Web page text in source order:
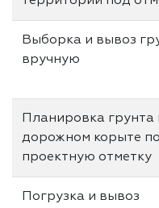
Выборка и вывоз
вручную
Планировка грунта
дорожном корыте
проектную отметку
Погрузка и вывоз